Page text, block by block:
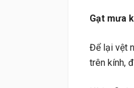
Gạt mưa
Để lại vệt
trên kính,